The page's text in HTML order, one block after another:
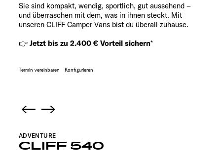
Sie sind kompakt, wendig, sportlich, gut aussehend –
und überraschen mit dem, was in ihnen steckt. Mit
unseren CLIFF Camper Vans bist du überall zuhause.
👉 Jetzt bis zu 2.400 € Vorteil sichern*
Termin vereinbaren Konfigurieren
CLIFF 540
ADVENTURE